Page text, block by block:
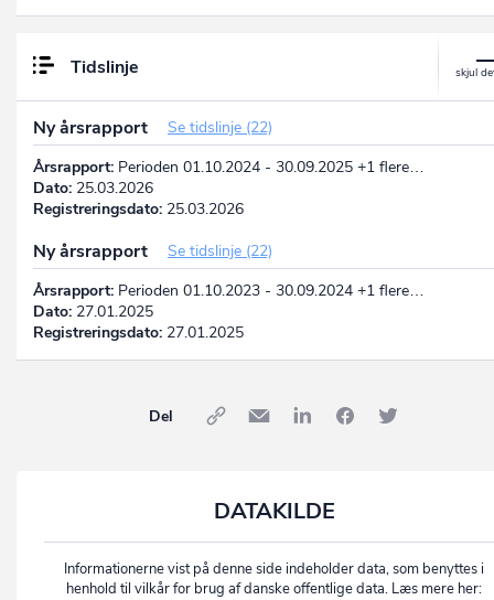
Tidslinje
Ny årsrapport
Se tidslinje (22)
Årsrapport: Perioden 01.10.2024 - 30.09.2025 +1 flere…
Dato: 25.03.2026
Registreringsdato: 25.03.2026
Ny årsrapport
Se tidslinje (22)
Årsrapport: Perioden 01.10.2023 - 30.09.2024 +1 flere…
Dato: 27.01.2025
Registreringsdato: 27.01.2025
Del
DATAKILDE
Informationerne vist på denne side indeholder data, som benyttes i
henhold til vilkår for brug af danske offentlige data. Læs mere her: